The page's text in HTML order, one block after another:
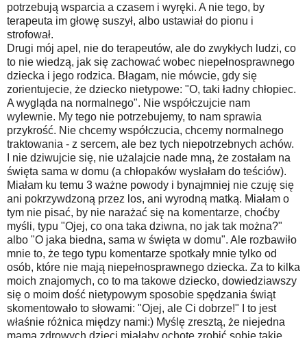
potrzebują wsparcia a czasem i wyręki. A nie tego, by
terapeuta im głowę suszył, albo ustawiał do pionu i
strofował.
Drugi mój apel, nie do terapeutów, ale do zwykłych ludzi, co
to nie wiedzą, jak się zachować wobec niepełnosprawnego
dziecka i jego rodzica. Błagam, nie mówcie, gdy się
zorientujecie, że dziecko nietypowe: "O, taki ładny chłopiec.
A wygląda na normalnego". Nie współczujcie nam
wylewnie. My tego nie potrzebujemy, to nam sprawia
przykrość. Nie chcemy współczucia, chcemy normalnego
traktowania - z sercem, ale bez tych niepotrzebnych achów.
I nie dziwujcie się, nie użalajcie nade mną, że zostałam na
święta sama w domu (a chłopaków wysłałam do teściów).
Miałam ku temu 3 ważne powody i bynajmniej nie czuję się
ani pokrzywdzoną przez los, ani wyrodną matką. Miałam o
tym nie pisać, by nie narażać się na komentarze, choćby
myśli, typu "Ojej, co ona taka dziwna, no jak tak można?"
albo "O jaka biedna, sama w święta w domu". Ale rozbawiło
mnie to, że tego typu komentarze spotkały mnie tylko od
osób, które nie mają niepełnosprawnego dziecka. Za to kilka
moich znajomych, co to ma takowe dziecko, dowiedziawszy
się o moim dość nietypowym sposobie spędzania świąt
skomentowało to słowami: "Ojej, ale Ci dobrze!" I to jest
właśnie różnica między nami:) Myślę zresztą, że niejedna
mama zdrowych dzieci miałaby ochotę zrobić sobie takie